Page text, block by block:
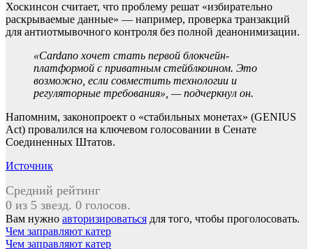
Хоскинсон считает, что проблему решат «избирательно
раскрываемые данные» — например, проверка транзакций
для антиотмывочного контроля без полной деанонимизации.
«Cardano хочет стать первой блокчейн-
платформой с приватным стейблкоином. Это
возможно, если совместить технологии и
регуляторные требования», — подчеркнул он.
Напомним, законопроект о «стабильных монетах» (GENIUS
Act) провалился на ключевом голосовании в Сенате
Соединенных Штатов.
Источник
Средний рейтинг
0 из 5 звезд. 0 голосов.
Вам нужно авторизироваться для того, чтобы проголосовать.
Навигация
Чем заправляют катер
Чем заправляют катер